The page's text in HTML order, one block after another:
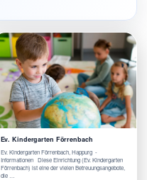
Ev. Kindergarten Förrenbach
Ev. Kindergarten Förrenbach, Happurg -
Informationen Diese Einrichtung (Ev. Kindergarten
Förrenbach) ist eine der vielen Betreuungsangebote,
die …